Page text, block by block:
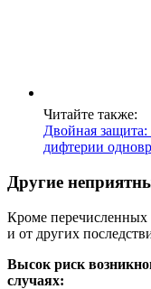
Читайте также:
Двойная
дифтерии
Другие
Кроме перечисленных
и от других
Высок риск
случаях: